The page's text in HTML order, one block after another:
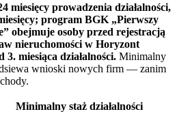
miesięcy prowadzenia działalności,
program BGK „Pierwszy
obejmuje osoby przed rejestracją
nieruchomości w Horyzont
miesiąca działalności. Minimalny
wnioski nowych firm — zanim
Minimalny staż działalności